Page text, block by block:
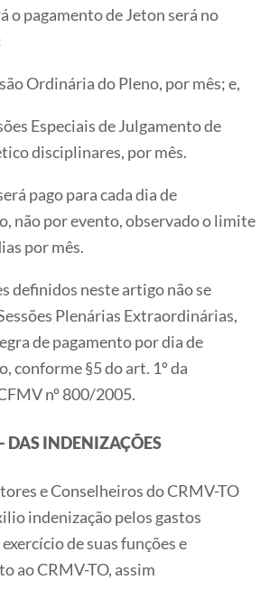
o pagamento de Jeton será no
Ordinária do Pleno, por mês; e,
Especiais de Julgamento de
disciplinares, por mês.
pago para cada dia de
não por evento, observado o limite
por mês.
definidos neste artigo não se
Plenárias Extraordinárias,
de pagamento por dia de
conforme §5 do art. 1º da
nº 800/2005.
DAS INDENIZAÇÕES
e Conselheiros do CRMV-TO
indenização pelos gastos
de suas funções e
ao CRMV-TO, assim